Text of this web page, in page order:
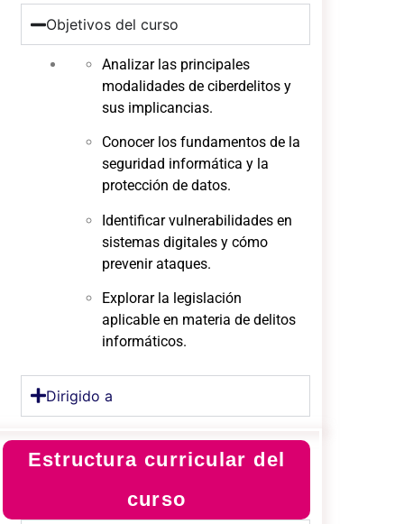
Objetivos del curso
Analizar las principales
modalidades de ciberdelitos y
sus implicancias.
Conocer los fundamentos de la
seguridad informática y la
protección de datos.
Identificar vulnerabilidades en
sistemas digitales y cómo
prevenir ataques.
Explorar la legislación
aplicable en materia de delitos
informáticos.
Dirigido a
Estructura curricular del
curso